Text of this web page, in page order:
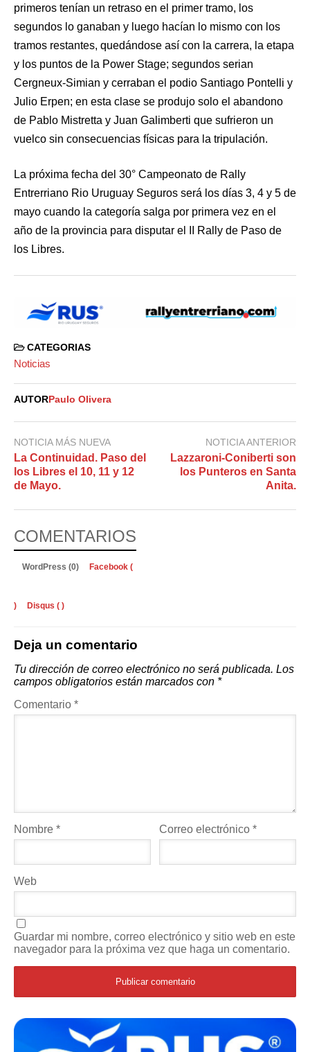
primeros tenían un retraso en el primer tramo, los
segundos lo ganaban y luego hacían lo mismo con los
tramos restantes, quedándose así con la carrera, la etapa
y los puntos de la Power Stage; segundos serian
Cergneux-Simian y cerraban el podio Santiago Pontelli y
Julio Erpen; en esta clase se produjo solo el abandono
de Pablo Mistretta y Juan Galimberti que sufrieron un
vuelco sin consecuencias físicas para la tripulación.
La próxima fecha del 30° Campeonato de Rally
Entrerriano Rio Uruguay Seguros será los días 3, 4 y 5 de
mayo cuando la categoría salga por primera vez en el
año de la provincia para disputar el II Rally de Paso de
los Libres.
CATEGORIAS
Noticias
AUTOR Paulo Olivera
NOTICIA MÁS NUEVA
La Continuidad. Paso del
los Libres el 10, 11 y 12
de Mayo.
NOTICIA ANTERIOR
Lazzaroni-Coniberti son
los Punteros en Santa
Anita.
COMENTARIOS
WordPress (0) Facebook (
) Disqus ( )
Deja un comentario
Tu dirección de correo electrónico no será publicada. Los
campos obligatorios están marcados con *
Comentario *
Nombre * Correo electrónico*
Web
Guardar mi nombre, correo electrónico y sitio web en este
navegador para la próxima vez que haga un comentario.